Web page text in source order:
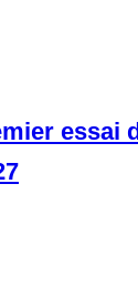
essai